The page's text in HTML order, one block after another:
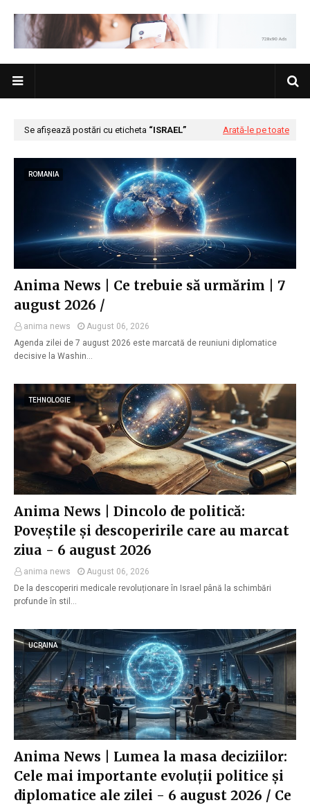
Se afișează postări cu eticheta ISRAEL Arată-le pe toate
ROMANIA
Anima News | Ce trebuie să urmărim | 7
august 2026 /
anima news
August 06, 2026
Agenda zilei de 7 august 2026 este marcată de reuniuni diplomatice
decisive la Washin…
TEHNOLOGIE
Anima News | Dincolo de politică:
Poveștile și descoperirile care au marcat
ziua - 6 august 2026
anima news
August 06, 2026
De la descoperiri medicale revoluționare în Israel până la schimbări
profunde în stil…
UCRAINA
Anima News | Lumea la masa deciziilor:
Cele mai importante evoluții politice și
diplomatice ale zilei - 6 august 2026 / Ce